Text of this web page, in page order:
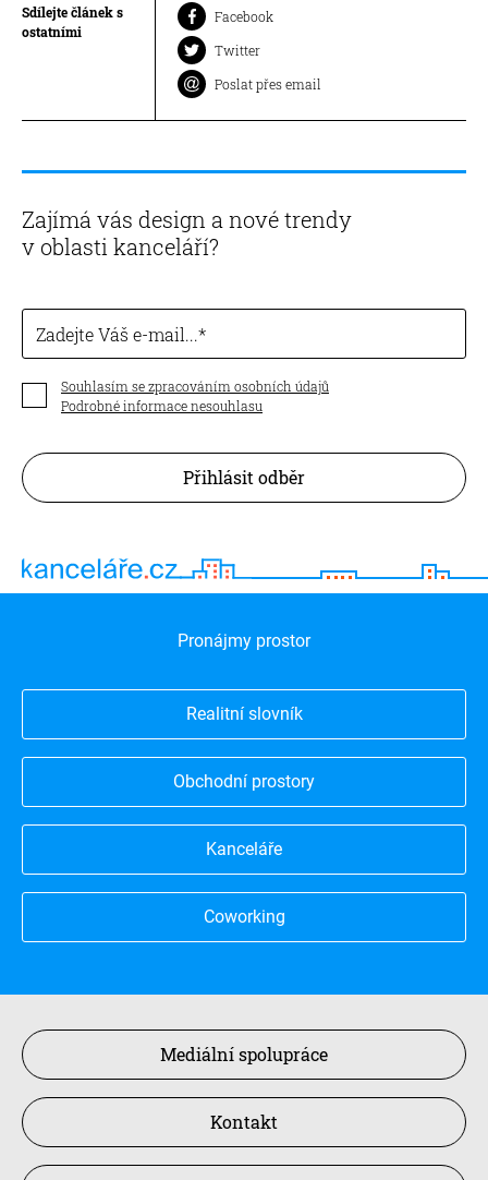
Sdílejte článek s
ostatními
Facebook
Twitter
Poslat přes email
Zajímá vás design a nové trendy
v oblasti kanceláří?
Zadejte Váš e-mail...
Souhlasím se zpracováním osobních údajů
Podrobné informace nesouhlasu
Přihlásit odběr
Pronájmy prostor
Realitní slovník
Obchodní prostory
Kanceláře
Coworking
Mediální spolupráce
Kontakt